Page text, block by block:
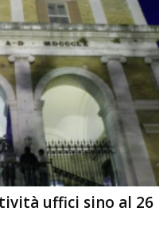
uffici sino al 26